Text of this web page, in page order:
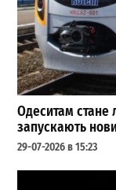
Одеситам стане
запускають
29-07-2026 в 15:23